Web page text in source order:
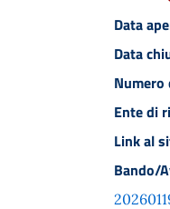
Data
Data
Ente di
Link al
Bando/